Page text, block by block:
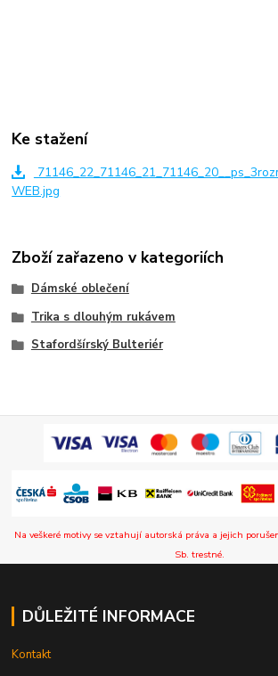
Ke stažení
WEB.jpg
Zboží zařazeno v kategoriích
Dámské oblečení
Trika s dlouhým rukávem
Stafordšírský Bulteriér
Na veškeré motivy se vztahují autorská práva a jejich
Sb. trestné.
DŮLEŽITÉ INFORMACE
Kontakt